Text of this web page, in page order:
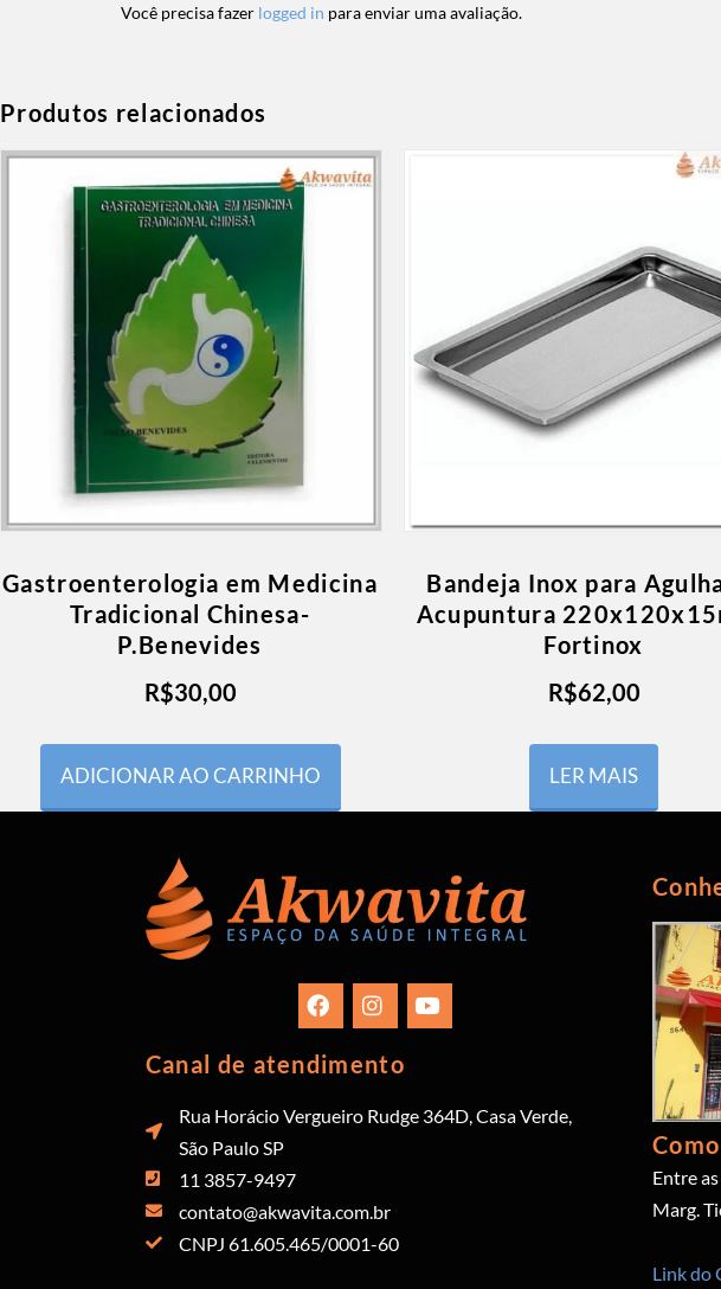
Você precisa fazer logged in para enviar uma avaliação.
Produtos relacionados
Gastroenterologia em Medicina
Tradicional Chinesa-
P.Benevides
R$30,00
ADICIONAR AO CARRINHO
Bandeja Inox para
Acupuntura
Fortinox
R$62,00
LER MAIS
Canal de atendimento
Rua Horácio Vergueiro Rudge 364D, Casa Verde,
São Paulo SP
11 3857-9497
contato@akwavita.com.br
CNPJ 61.605.465/0001-60
Entre
Marg.
Link do